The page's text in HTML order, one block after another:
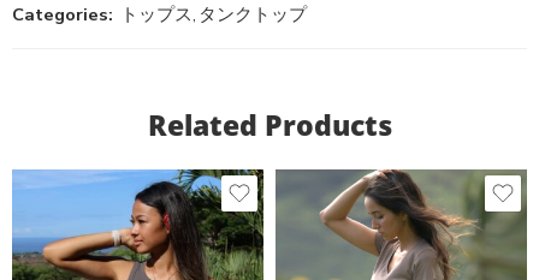
Categories: トップス, タンクトップ
Related Products